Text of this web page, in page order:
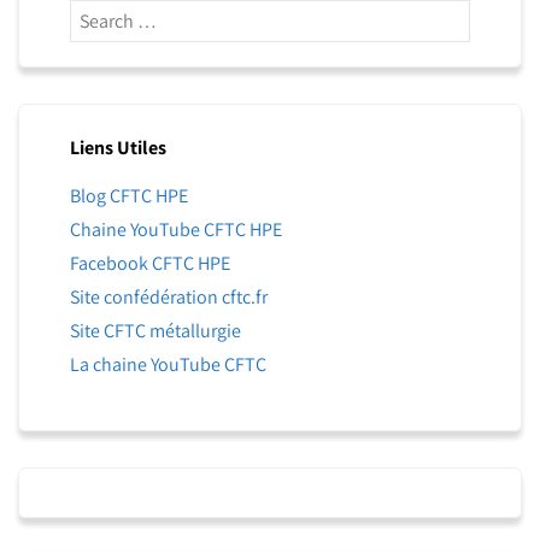
Liens Utiles
Blog CFTC HPE
Chaine YouTube CFTC HPE
Facebook CFTC HPE
Site confédération cftc.fr
Site CFTC métallurgie
La chaine YouTube CFTC